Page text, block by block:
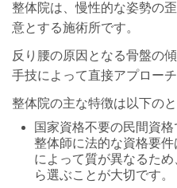
整体院は、慢性的な姿勢の
意とする施術所です。
反り腰の原因となる骨盤の
手技によって直接アプローチ
整体院の主な特徴は以下のと
国家資格不要の民間資
整体師に法的な資格要
によって質が異なるた
ら選ぶことが大切です。